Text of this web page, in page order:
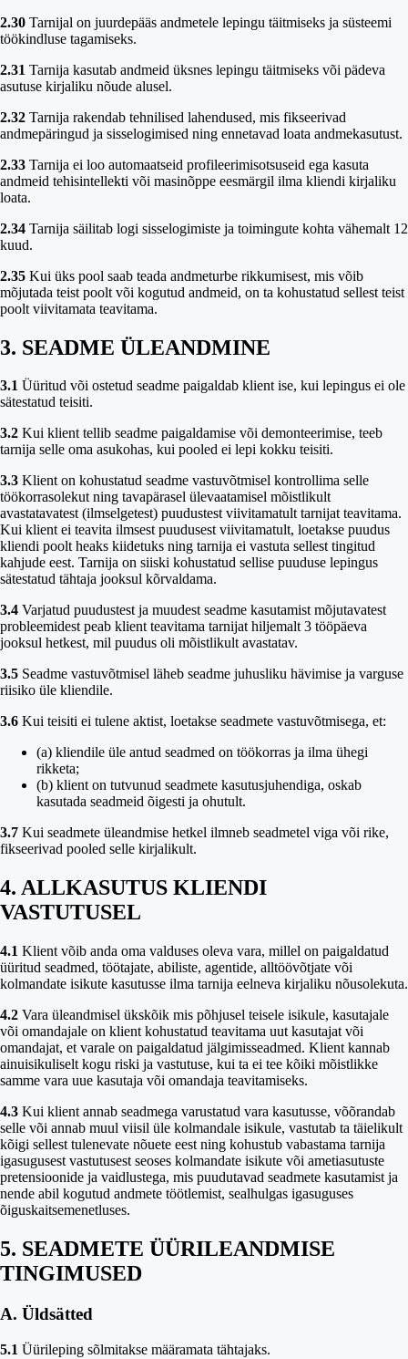
2.30 Tarnijal on juurdepääs andmetele lepingu täitmiseks ja süsteemi
töökindluse tagamiseks.
2.31 Tarnija kasutab andmeid üksnes lepingu täitmiseks või pädeva
asutuse kirjaliku nõude alusel.
2.32 Tarnija rakendab tehnilised lahendused, mis fikseerivad
andmepäringud ja sisselogimised ning ennetavad loata andmekasutust.
2.33 Tarnija ei loo automaatseid profileerimisotsuseid ega kasuta
andmeid tehisintellekti või masinõppe eesmärgil ilma kliendi kirjaliku
loata.
2.34 Tarnija säilitab logi sisselogimiste ja toimingute kohta vähemalt 12
kuud.
2.35 Kui üks pool saab teada andmeturbe rikkumisest, mis võib
mõjutada teist poolt või kogutud andmeid, on ta kohustatud sellest teist
poolt viivitamata teavitama.
3. SEADME ÜLEANDMINE
3.1 Üüritud või ostetud seadme paigaldab klient ise, kui lepingus ei ole
sätestatud teisiti.
3.2 Kui klient tellib seadme paigaldamise või demonteerimise, teeb
tarnija selle oma asukohas, kui pooled ei lepi kokku teisiti.
3.3 Klient on kohustatud seadme vastuvõtmisel kontrollima selle
töökorrasolekut ning tavapärasel ülevaatamisel mõistlikult
avastatavatest (ilmselgetest) puudustest viivitamatult tarnijat teavitama.
Kui klient ei teavita ilmsest puudusest viivitamatult, loetakse puudus
kliendi poolt heaks kiidetuks ning tarnija ei vastuta sellest tingitud
kahjude eest. Tarnija on siiski kohustatud sellise puuduse lepingus
sätestatud tähtaja jooksul kõrvaldama.
3.4 Varjatud puudustest ja muudest seadme kasutamist mõjutavatest
probleemidest peab klient teavitama tarnijat hiljemalt 3 tööpäeva
jooksul hetkest, mil puudus oli mõistlikult avastatav.
3.5 Seadme vastuvõtmisel läheb seadme juhusliku hävimise ja varguse
riisiko üle kliendile.
3.6 Kui teisiti ei tulene aktist, loetakse seadmete vastuvõtmisega, et:
(a) kliendile üle antud seadmed on töökorras ja ilma ühegi
rikketa;
(b) klient on tutvunud seadmete kasutusjuhendiga, oskab
kasutada seadmeid õigesti ja ohutult.
3.7 Kui seadmete üleandmise hetkel ilmneb seadmetel viga või rike,
fikseerivad pooled selle kirjalikult.
4. ALLKASUTUS KLIENDI
VASTUTUSEL
4.1 Klient võib anda oma valduses oleva vara, millel on paigaldatud
üüritud seadmed, töötajate, abiliste, agentide, alltöövõtjate või
kolmandate isikute kasutusse ilma tarnija eelneva kirjaliku nõusolekuta.
4.2 Vara üleandmisel ükskõik mis põhjusel teisele isikule, kasutajale
või omandajale on klient kohustatud teavitama uut kasutajat või
omandajat, et varale on paigaldatud jälgimisseadmed. Klient kannab
ainuisikuliselt kogu riski ja vastutuse, kui ta ei tee kõiki mõistlikke
samme vara uue kasutaja või omandaja teavitamiseks.
4.3 Kui klient annab seadmega varustatud vara kasutusse, võõrandab
selle või annab muul viisil üle kolmandale isikule, vastutab ta täielikult
kõigi sellest tulenevate nõuete eest ning kohustub vabastama tarnija
igasugusest vastutusest seoses kolmandate isikute või ametiasutuste
pretensioonide ja vaidlustega, mis puudutavad seadmete kasutamist ja
nende abil kogutud andmete töötlemist, sealhulgas igasuguses
õiguskaitsemenetluses.
5. SEADMETE ÜÜRILEANDMISE
TINGIMUSED
A. Üldsätted
5.1 Üürileping sõlmitakse määramata tähtajaks.